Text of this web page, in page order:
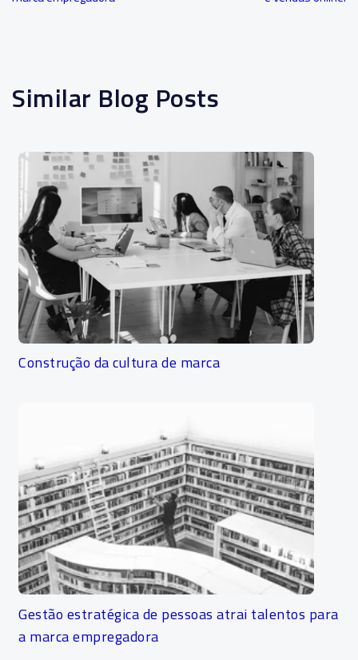
Similar Blog Posts
Construção da cultura de marca
Gestão estratégica de pessoas atrai talentos para
a marca empregadora